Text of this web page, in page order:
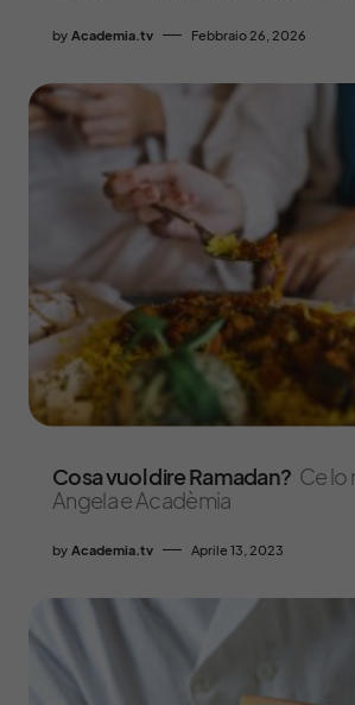
by Academia.tv Febbraio 26, 2026
Cosa vuol dire Ramadan? Ce
Angela e Acadèmia
by Academia.tv Aprile 13, 2023